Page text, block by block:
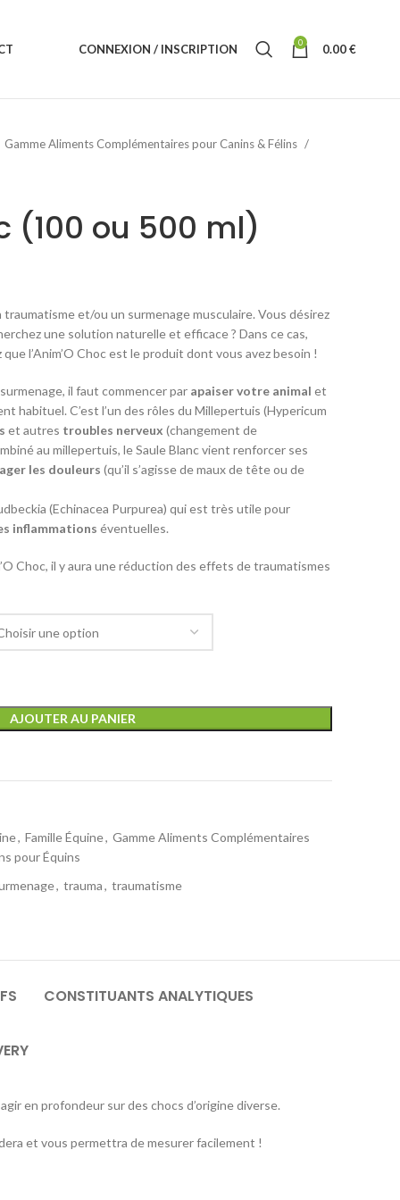
CONNEXION / INSCRIPTION 0 0.00€
Gamme Aliments Complémentaires pour Canins & Félins
(100 ou 500 ml)
et/ou un surmenage musculaire. Vous désirez
une solution naturelle et efficace ? Dans ce cas,
l’Anim’O Choc est le produit dont vous avez besoin !
il faut commencer par apaiser votre animal et
habituel. C’est l’un des rôles du Millepertuis (Hypericum
et autres troubles nerveux (changement de
au millepertuis, le Saule Blanc vient renforcer ses
les douleurs (qu’il s’agisse de maux de tête ou de
(Echinacea Purpurea) qui est très utile pour
inflammations éventuelles.
Choc, il y aura une réduction des effets de traumatismes
AJOUTER AU PANIER
, Famille Équine, Gamme Aliments Complémentaires
pour Équins
, trauma, traumatisme
CONSTITUANTS ANALYTIQUES
en profondeur sur des chocs d’origine diverse.
et vous permettra de mesurer facilement !